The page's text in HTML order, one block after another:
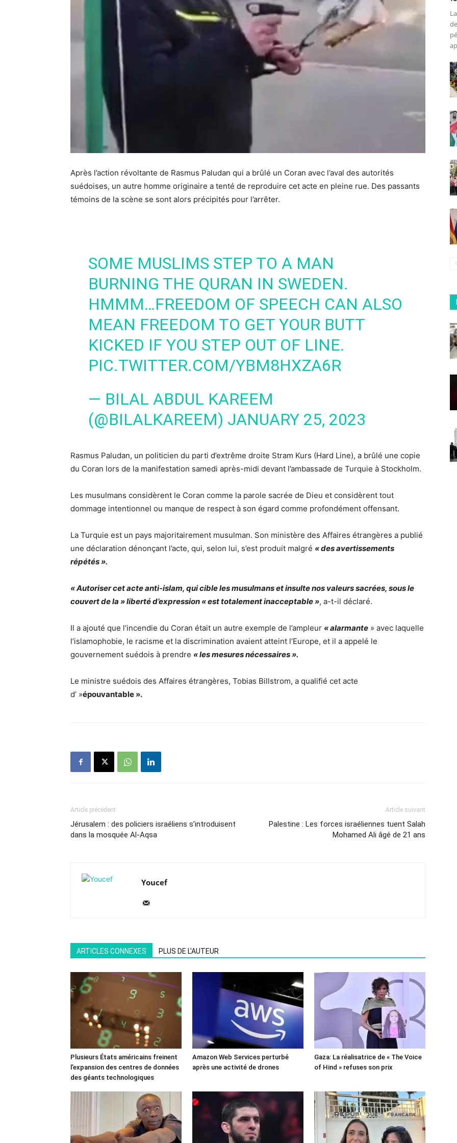
Après l’action révoltante de Rasmus Paludan qui a brûlé un Coran avec l’aval des autorités
suédoises, un autre homme originaire a tenté de reproduire cet acte en pleine rue. Des passants
témoins de la scène se sont alors précipités pour l’arrêter.
SOME MUSLIMS STEP TO A MAN
BURNING THE QURAN IN SWEDEN.
HMMM…FREEDOM OF SPEECH CAN ALSO
MEAN FREEDOM TO GET YOUR BUTT
KICKED IF YOU STEP OUT OF LINE.
PIC.TWITTER.COM/YBM8HXZA6R
— BILAL ABDUL KAREEM
(@BILALKAREEM) JANUARY 25, 2023
Rasmus Paludan, un politicien du parti d’extrême droite Stram Kurs (Hard Line), a brûlé une copie
du Coran lors de la manifestation samedi après-midi devant l’ambassade de Turquie à Stockholm.
Les musulmans considèrent le Coran comme la parole sacrée de Dieu et considèrent tout
dommage intentionnel ou manque de respect à son égard comme profondément offensant.
La Turquie est un pays majoritairement musulman. Son ministère des Affaires étrangères a publié
une déclaration dénonçant l’acte, qui, selon lui, s’est produit malgré « des avertissements
répétés ».
« Autoriser cet acte anti-islam, qui cible les musulmans et insulte nos valeurs sacrées, sous le
couvert de la » liberté d’expression « est totalement inacceptable », a-t-il déclaré.
Il a ajouté que l’incendie du Coran était un autre exemple de l’ampleur « alarmante » avec laquelle
l’islamophobie, le racisme et la discrimination avaient atteint l’Europe, et il a appelé le
gouvernement suédois à prendre « les mesures nécessaires ».
Le ministre suédois des Affaires étrangères, Tobias Billstrom, a qualifié cet acte
d’ »épouvantable ».
Article précédent
Jérusalem : des policiers israéliens s’introduisent
dans la mosquée Al-Aqsa
Article suivant
Palestine : Les forces israéliennes tuent Salah
Mohamed Ali âgé de 21 ans
Youcef
ARTICLES CONNEXES PLUS DE L'AUTEUR
Plusieurs États américains freinent
l’expansion des centres de données
des géants technologiques
Amazon Web Services perturbé
après une activité de drones
Gaza: La réalisatrice de « The Voice
of Hind » refuses son prix